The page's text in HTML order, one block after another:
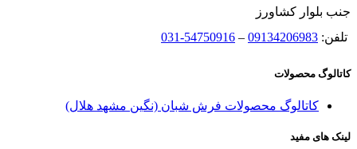
جنب بلوار کشاورز
تلفن: 09134206983
–
54750916-031
کاتالوگ محصولات
کاتالوگ محصولات فرش شبان (نگین مشهد هلال)
لینک های مفید